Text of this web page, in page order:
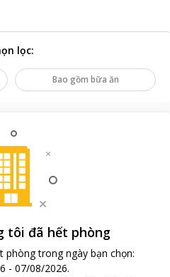
lọc:
Bao gồm bữa ăn
tôi đã hết phòng
phòng trong ngày bạn chọn:
- 07/08/2026.